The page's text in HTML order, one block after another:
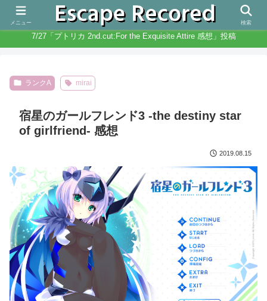
人生と違いノベルゲームは無限にある
7/27「プトリカ 2nd.cut:For the Exquisite Attire 感想」投稿
ランクA mirai
宿星のガールフレンド3 -the destiny star
of girlfriend- 感想
2019.08.15
メニュー 検索